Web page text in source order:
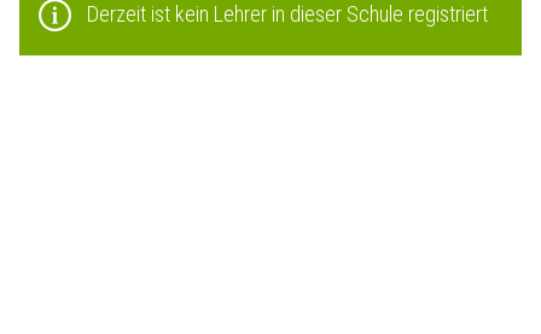
Derzeit ist kein Lehrer in dieser Schule registriert